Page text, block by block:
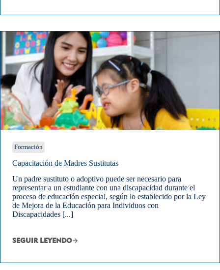
Formación
Capacitación de Madres Sustitutas
Un padre sustituto o adoptivo puede ser necesario para
representar a un estudiante con una discapacidad durante el
proceso de educación especial, según lo establecido por la Ley
de Mejora de la Educación para Individuos con
Discapacidades [...]
SEGUIR LEYENDO